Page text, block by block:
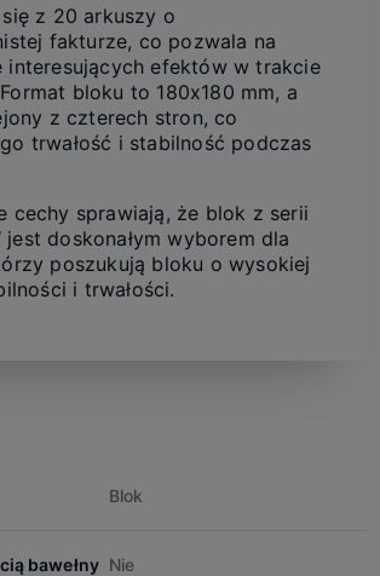
się z 20 arkuszy o
fakturze, co pozwala na
interesujących efektów w trakcie
bloku to 180x180 mm, a
z czterech stron, co
trwałość i stabilność podczas
cechy sprawiają, że blok z serii
jest doskonałym wyborem dla
poszukują bloku o wysokiej
i trwałości.
Blok
bawełny Nie